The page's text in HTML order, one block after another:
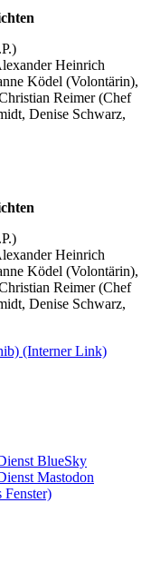
Heinrich
Ködel (Volontärin),
Reimer (Chef
Denise Schwarz,
Heinrich
Ködel (Volontärin),
Reimer (Chef
Denise Schwarz,
(Interner Link)
BlueSky
Mastodon